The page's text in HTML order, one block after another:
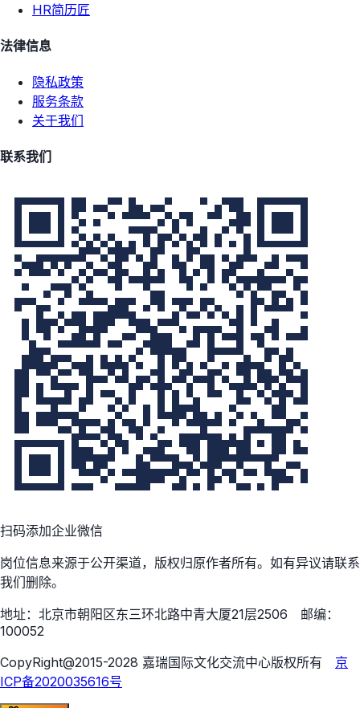
HR简历匠
法律信息
隐私政策
服务条款
关于我们
联系我们
扫码添加企业微信
岗位信息来源于公开渠道，版权归原作者所有。如有异议请联系
我们删除。
地址：北京市朝阳区东三环北路中青大厦21层2506 邮编：
100052
CopyRight@2015-2028 嘉瑞国际文化交流中心版权所有 京
ICP备2020035616号